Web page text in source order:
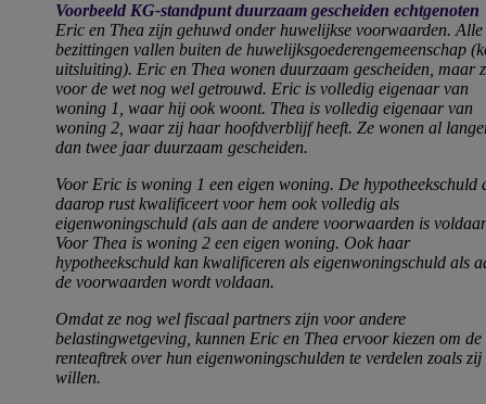
Voorbeeld KG-standpunt duurzaam gescheiden echtgenoten
Eric en Thea zijn gehuwd onder huwelijkse voorwaarden. Alle
bezittingen vallen buiten de huwelijksgoederengemeenschap
uitsluiting). Eric en Thea wonen duurzaam gescheiden, maar
voor de wet nog wel getrouwd. Eric is volledig eigenaar van
woning 1, waar hij ook woont. Thea is volledig eigenaar van
woning 2, waar zij haar hoofdverblijf heeft. Ze wonen al
dan twee jaar duurzaam gescheiden.
Voor Eric is woning 1 een eigen woning. De hypotheekschuld
daarop rust kwalificeert voor hem ook volledig als
eigenwoningschuld (als aan de andere voorwaarden is
Voor Thea is woning 2 een eigen woning. Ook haar
hypotheekschuld kan kwalificeren als eigenwoningschuld als
de voorwaarden wordt voldaan.
Omdat ze nog wel fiscaal partners zijn voor andere
belastingwetgeving, kunnen Eric en Thea ervoor kiezen om de
renteaftrek over hun eigenwoningschulden te verdelen zoals zij
willen.